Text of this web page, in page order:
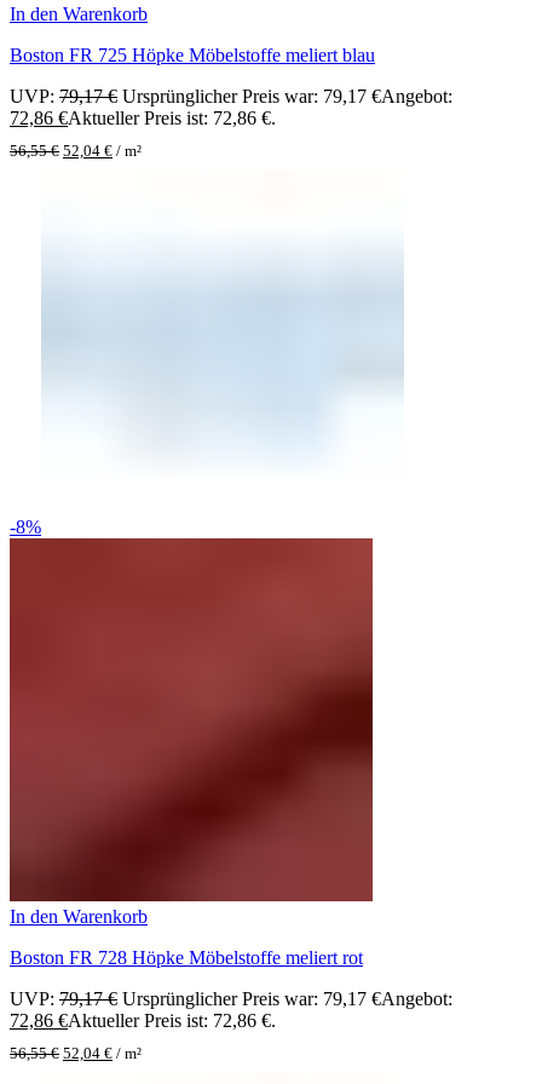
In den Warenkorb
Boston FR 725 Höpke Möbelstoffe meliert blau
UVP: 79,17€ Ursprünglicher Preis war: 79,17 €Angebot:
72,86 €Aktueller Preis ist: 72,86 €.
56,55€ 52,04 € / m²
-8%
In den Warenkorb
Boston FR 728 Höpke Möbelstoffe meliert rot
UVP: 79,17€ Ursprünglicher Preis war: 79,17 €Angebot:
72,86 €Aktueller Preis ist: 72,86 €.
56,55€ 52,04 € / m²